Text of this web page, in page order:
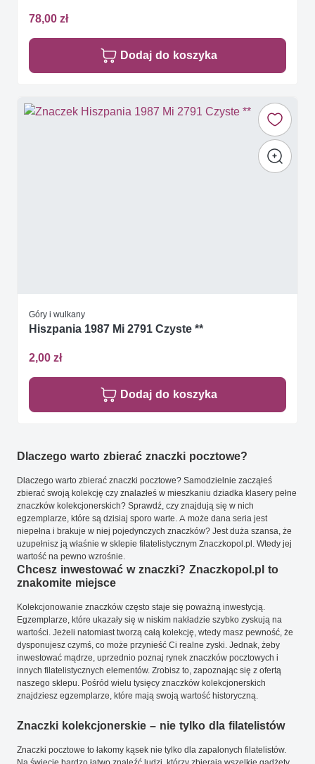
78,00 zł
Dodaj do koszyka
Góry i wulkany
Hiszpania 1987 Mi 2791 Czyste **
2,00 zł
Dodaj do koszyka
Dlaczego warto zbierać znaczki pocztowe?
Dlaczego warto zbierać znaczki pocztowe? Samodzielnie zacząłeś
zbierać swoją kolekcję czy znalazłeś w mieszkaniu dziadka klasery pełne
znaczków kolekcjonerskich? Sprawdź, czy znajdują się w nich
egzemplarze, które są dzisiaj sporo warte. A może dana seria jest
niepełna i brakuje w niej pojedynczych znaczków? Jest duża szansa, że
uzupełnisz ją właśnie w sklepie filatelistycznym Znaczkopol.pl. Wtedy jej
wartość na pewno wzrośnie.
Chcesz inwestować w znaczki? Znaczkopol.pl to
znakomite miejsce
Kolekcjonowanie znaczków często staje się poważną inwestycją.
Egzemplarze, które ukazały się w niskim nakładzie szybko zyskują na
wartości. Jeżeli natomiast tworzą całą kolekcję, wtedy masz pewność, że
dysponujesz czymś, co może przynieść Ci realne zyski. Jednak, żeby
inwestować mądrze, uprzednio poznaj rynek znaczków pocztowych i
innych filatelistycznych elementów. Zrobisz to, zapoznając się z ofertą
naszego sklepu. Pośród wielu tysięcy znaczków kolekcjonerskich
znajdziesz egzemplarze, które mają swoją wartość historyczną.
Znaczki kolekcjonerskie – nie tylko dla filatelistów
Znaczki pocztowe to łakomy kąsek nie tylko dla zapalonych filatelistów.